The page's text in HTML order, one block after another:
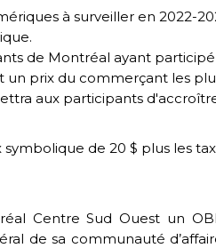
à surveiller en
de Montréal ayant
prix du commerçant les
aux participants
symbolique de 20 $ plus les
Centre Sud Ouest un
de sa communauté